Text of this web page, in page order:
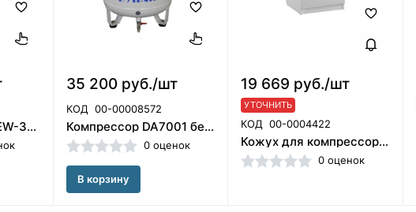
Компрессор HK-2EW-35 (100л) Mercury (без кожуха), Foshan Hongke Medical Instrument Factory (Китай)
35 200 руб./шт
КОД 00-00008572
Компрессор DA7001 без кожуха, 68 л/мин, ресивер 30 л, безмасляный, на 1 установку с внешним вакуумным агрегатом. Jiangsu Dynamic Medical Technology Co. Китай
0 оценок
В корзину
19 669 руб./шт
УТОЧНИТЬ
КОД 00-0004422
Кожух для компрессора (540х540х885), 1 вентилятор
0 оценок